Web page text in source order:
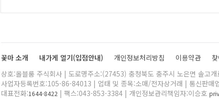
꽃마 소개 내가게 열기(입점안내) 개인정보처리방침 이용약관
상호:올블룸 주식회사 | 도로명주소:(27453) 충청북도 충주시 노은면 솔고
사업자등록번호:105-86-84013 | 업태 및 종목:소매/전자상거래 | 통신판매
대표전화:1644-8422 | 팩스:043-853-3384 | 개인정보관리책임자:이승호